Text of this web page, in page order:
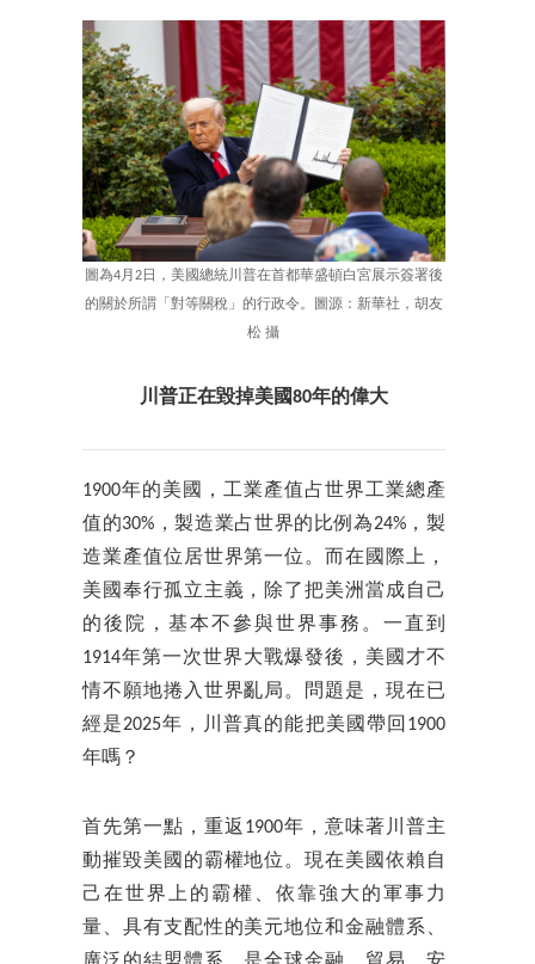
圖為4月2日，美國總統川普在首都華盛頓白宮展示簽署後
的關於所謂「對等關稅」的行政令。圖源：新華社，胡友
松 攝
川普正在毀掉美國80年的偉大
1900年的美國，工業產值占世界工業總產
值的30%，製造業占世界的比例為24%，製
造業產值位居世界第一位。而在國際上，
美國奉行孤立主義，除了把美洲當成自己
的後院，基本不參與世界事務。一直到
1914年第一次世界大戰爆發後，美國才不
情不願地捲入世界亂局。問題是，現在已
經是2025年，川普真的能把美國帶回1900
年嗎？
首先第一點，重返1900年，意味著川普主
動摧毀美國的霸權地位。現在美國依賴自
己在世界上的霸權、依靠強大的軍事力
量、具有支配性的美元地位和金融體系、